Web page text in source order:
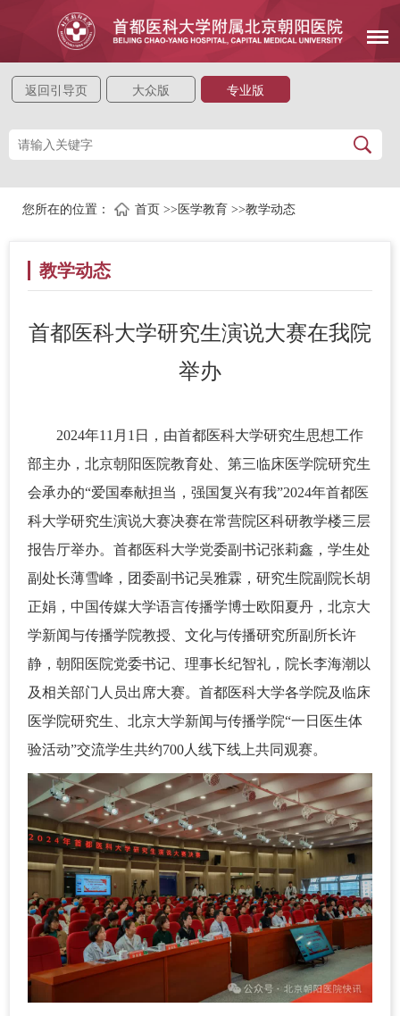
返回引导页 大众版 专业版
您所在的位置： 首页 >> 医学教育 >>教学动态
教学动态
首都医科大学研究生演说大赛在我院
举办
2024年11月1日，由首都医科大学研究生思想工作
部主办，北京朝阳医院教育处、第三临床医学院研究生
会承办的“爱国奉献担当，强国复兴有我”2024年首都医
科大学研究生演说大赛决赛在常营院区科研教学楼三层
报告厅举办。首都医科大学党委副书记张莉鑫，学生处
副处长薄雪峰，团委副书记吴雅霖，研究生院副院长胡
正娟，中国传媒大学语言传播学博士欧阳夏丹，北京大
学新闻与传播学院教授、文化与传播研究所副所长许
静，朝阳医院党委书记、理事长纪智礼，院长李海潮以
及相关部门人员出席大赛。首都医科大学各学院及临床
医学院研究生、北京大学新闻与传播学院“一日医生体
验活动”交流学生共约700人线下线上共同观赛。